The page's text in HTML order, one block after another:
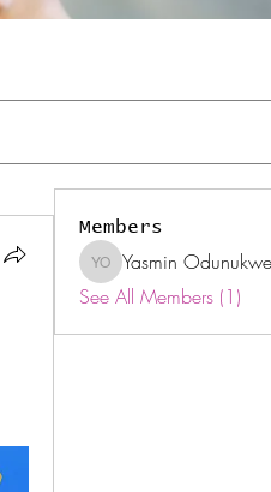
Members
Yasmin Odunukwe
Yasmin Odunukwe
See All Members (1)